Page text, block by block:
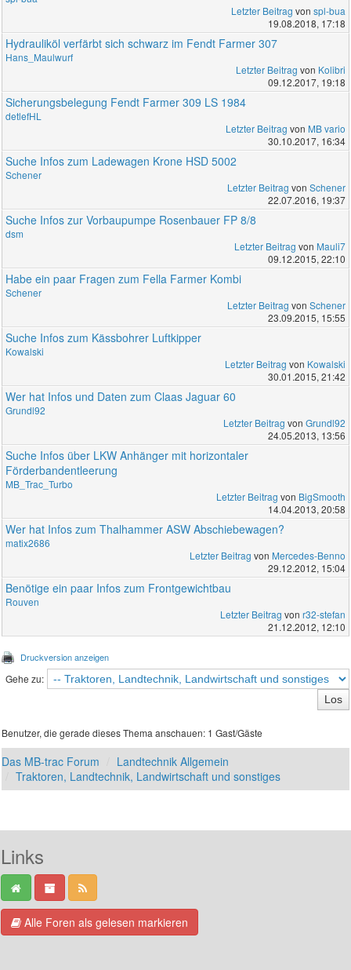
Letzter Beitrag von spl-bua
19.08.2018, 17:18
Hydrauliköl verfärbt sich schwarz im Fendt Farmer 307
Hans_Maulwurf
Letzter Beitrag von Kolibri
09.12.2017, 19:18
Sicherungsbelegung Fendt Farmer 309 LS 1984
detlefHL
Letzter Beitrag von MB vario
30.10.2017, 16:34
Suche Infos zum Ladewagen Krone HSD 5002
Schener
Letzter Beitrag von Schener
22.07.2016, 19:37
Suche Infos zur Vorbaupumpe Rosenbauer FP 8/8
dsm
Letzter Beitrag von Mauli7
09.12.2015, 22:10
Habe ein paar Fragen zum Fella Farmer Kombi
Schener
Letzter Beitrag von Schener
23.09.2015, 15:55
Suche Infos zum Kässbohrer Luftkipper
Kowalski
Letzter Beitrag von Kowalski
30.01.2015, 21:42
Wer hat Infos und Daten zum Claas Jaguar 60
Grundl92
Letzter Beitrag von Grundl92
24.05.2013, 13:56
Suche Infos über LKW Anhänger mit horizontaler
Förderbandentleerung
MB_Trac_Turbo
Letzter Beitrag von BigSmooth
14.04.2013, 20:58
Wer hat Infos zum Thalhammer ASW Abschiebewagen?
matix2686
Letzter Beitrag von Mercedes-Benno
29.12.2012, 15:04
Benötige ein paar Infos zum Frontgewichtbau
Rouven
Letzter Beitrag von r32-stefan
21.12.2012, 12:10
Druckversion anzeigen
Gehe zu:
Benutzer, die gerade dieses Thema anschauen: 1 Gast/Gäste
Das MB-trac Forum
Landtechnik Allgemein
Traktoren, Landtechnik, Landwirtschaft und sonstiges
Links
Alle Foren als gelesen markieren